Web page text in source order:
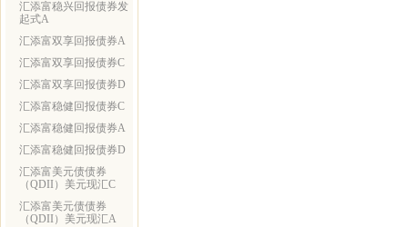
汇添富稳兴回报债券发
起式A
汇添富双享回报债券A
汇添富双享回报债券C
汇添富双享回报债券D
汇添富稳健回报债券C
汇添富稳健回报债券A
汇添富稳健回报债券D
汇添富美元债债券
（QDII）美元现汇C
汇添富美元债债券
（QDII）美元现汇A